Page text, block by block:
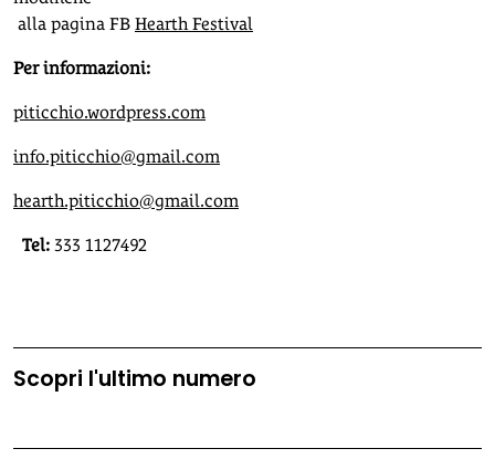
alla pagina FB Hearth Festival
Per informazioni:
piticchio.wordpress.com
info.piticchio@gmail.com
hearth.piticchio@gmail.com
Tel: 333 1127492
Scopri l'ultimo numero